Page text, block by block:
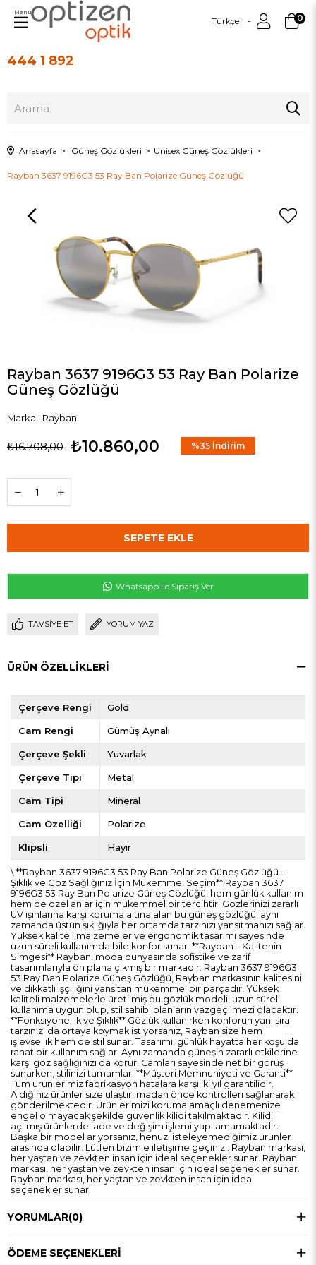
444 1 892
Türkçe 0
Menu
Anasayfa Güneş Gözlükleri Unisex Güneş Gözlükleri
Rayban 3637 9196G3 53 Ray Ban Polarize Güneş Gözlüğü
Rayban 3637 9196G3 53 Ray Ban Polarize
Güneş Gözlüğü
Marka : Rayban
₺16.708,00 ₺10.860,00 %35 İndirim
Whatsapp ile Sipariş Ver
TAVSIYE ET YORUM YAZ
ÜRÜN ÖZELLIKLERI
Çerçeve Rengi Gold
Cam Rengi Gümüş Aynalı
Çerçeve Şekli Yuvarlak
Çerçeve Tipi Metal
Cam Tipi Mineral
Cam Özelliği Polarize
Klipsli Hayır
\ **Rayban 3637 9196G3 53 Ray Ban Polarize Güneş Gözlüğü –
Şıklık ve Göz Sağlığınız İçin Mükemmel Seçim** Rayban 3637
9196G3 53 Ray Ban Polarize Güneş Gözlüğü, hem günlük kullanım
hem de özel anlar için mükemmel bir tercihtir. Gözlerinizi zararlı
UV ışınlarına karşı koruma altına alan bu güneş gözlüğü, aynı
zamanda üstün şıklığıyla her ortamda tarzınızı yansıtmanızı sağlar.
Yüksek kaliteli malzemeler ve ergonomik tasarımı sayesinde
uzun süreli kullanımda bile konfor sunar. **Rayban – Kalitenin
Simgesi** Rayban, moda dünyasında sofistike ve zarif
tasarımlarıyla ön plana çıkmış bir markadır. Rayban 3637 9196G3
53 Ray Ban Polarize Güneş Gözlüğü, Rayban markasının kalitesini
ve dikkatli işçiliğini yansıtan mükemmel bir parçadır. Yüksek
kaliteli malzemelerle üretilmiş bu gözlük modeli, uzun süreli
kullanıma uygun olup, stil sahibi olanların vazgeçilmezi olacaktır.
**Fonksiyonellik ve Şıklık** Gözlük kullanırken konforun yanı sıra
tarzınızı da ortaya koymak istiyorsanız, Rayban size hem
işlevsellik hem de stil sunar. Tasarımı, günlük hayatta her koşulda
rahat bir kullanım sağlar. Aynı zamanda güneşin zararlı etkilerine
karşı göz sağlığınızı da korur. Camları sayesinde net bir görüş
sunarken, stilinizi tamamlar. **Müşteri Memnuniyeti ve Garanti**
Tüm ürünlerimiz fabrikasyon hatalara karşı iki yıl garantilidir.
Aldığınız ürünler size ulaştırılmadan önce kontrolleri sağlanarak
gönderilmektedir. Ürünlerimizi koruma amaçlı denemenize
engel olmayacak şekilde güvenlik kilidi takılmaktadır. Kilidi
açılmış ürünlerde iade ve değişim işlemi yapılamamaktadır.
Başka bir model arıyorsanız, henüz listeleyemediğimiz ürünler
arasında olabilir. Lütfen bizimle iletişime geçiniz.. Rayban markası,
her yaştan ve zevkten insan için ideal seçenekler sunar. Rayban
markası, her yaştan ve zevkten insan için ideal seçenekler sunar.
Rayban markası, her yaştan ve zevkten insan için ideal
seçenekler sunar.
YORUMLAR(0)
ÖDEME SEÇENEKLERI